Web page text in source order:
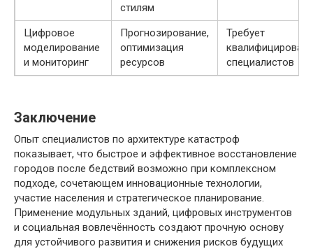
стилям
Цифровое
моделирование
и мониторинг
Прогнозирование,
оптимизация
ресурсов
Требует
специалистов
Заключение
Опыт специалистов по архитектуре катастроф
показывает, что быстрое и эффективное восстановление
городов после бедствий возможно при комплексном
подходе, сочетающем инновационные технологии,
участие населения и стратегическое планирование.
Применение модульных зданий, цифровых инструментов
и социальная вовлечённость создают прочную основу
для устойчивого развития и снижения рисков будущих